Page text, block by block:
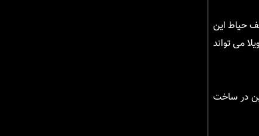
حیاط این
می تواند
در ساخت